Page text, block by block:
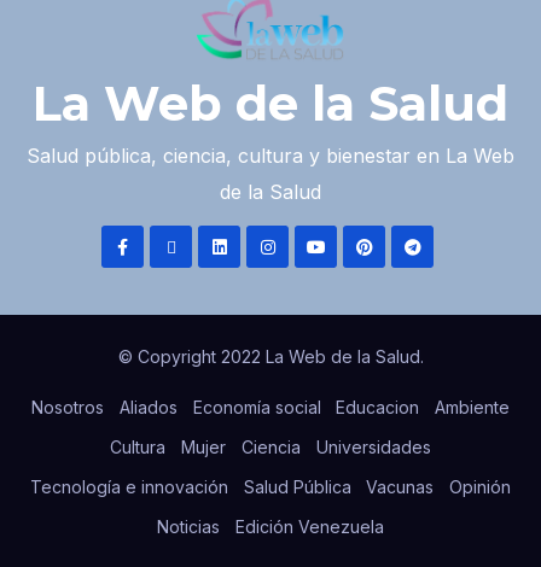
La Web de la Salud
Salud pública, ciencia, cultura y bienestar en La Web
de la Salud
© Copyright 2022 La Web de la Salud.
Nosotros Aliados Economía social Educacion
Ambiente
Cultura
Mujer Ciencia
Universidades
Tecnología e innovación
Salud Pública Vacunas
Opinión
Noticias
Edición Venezuela